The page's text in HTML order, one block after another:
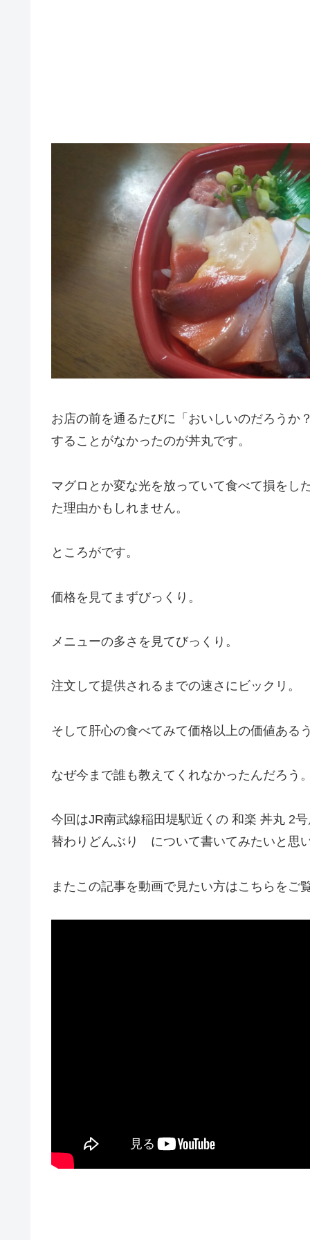
お店の前を通るたびに「おいしいのだろうか
することがなかったのが丼丸です。
マグロとか変な光を放っていて食べて損をし
た理由かもしれません。
ところがです。
価格を見てまずびっくり。
メニューの多さを見てびっくり。
注文して提供されるまでの速さにビックリ。
そして肝心の食べてみて価格以上の価値ある
なぜ今まで誰も教えてくれなかったんだろう。
今回はJR南武線稲田堤駅近くの 和楽 丼丸 2
替わりどんぶり について書いてみたいと思い
またこの記事を動画で見たい方はこちらをご